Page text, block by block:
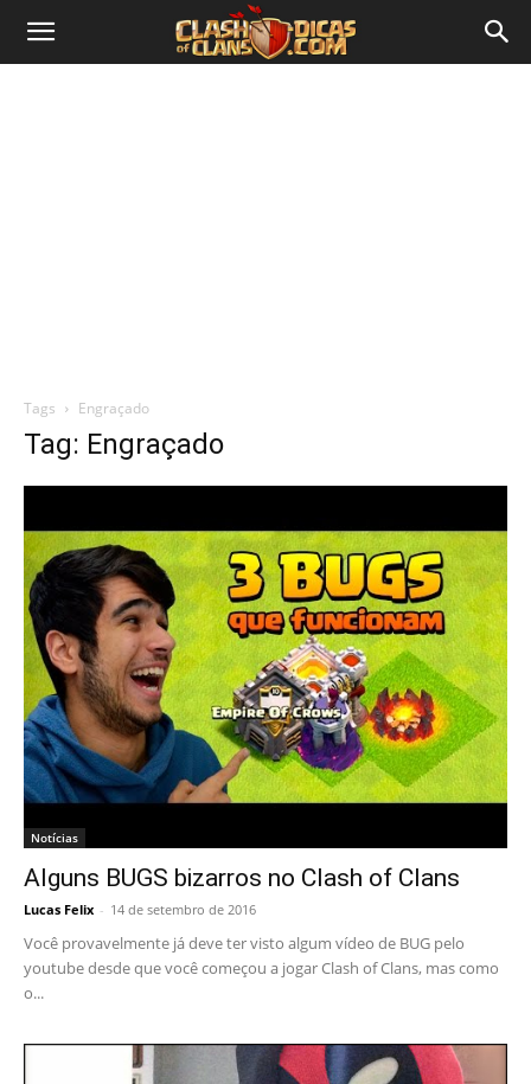
Tags Engraçado
Tag: Engraçado
Notícias
Alguns BUGS bizarros no Clash of Clans
Lucas Felix - 14 de setembro de 2016
Você provavelmente já deve ter visto algum vídeo de BUG pelo
youtube desde que você começou a jogar Clash of Clans, mas como
o...